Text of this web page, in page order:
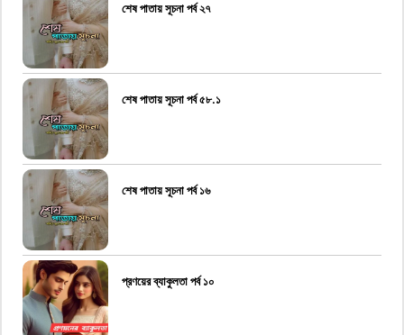
শেষ পাতায় সূচনা পর্ব ২৭
শেষ পাতায় সূচনা পর্ব ৫৮.১
শেষ পাতায় সূচনা পর্ব ১৬
প্রণয়ের ব্যাকুলতা পর্ব ১০